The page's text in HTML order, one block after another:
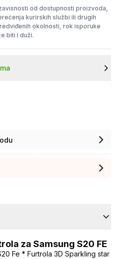
od dostupnosti proizvoda,
kurirskih službi ili drugih
okolnosti, rok isporuke
biti i duži.
za Samsung S20 FE
Fe * Furtrola 3D Sparkling star